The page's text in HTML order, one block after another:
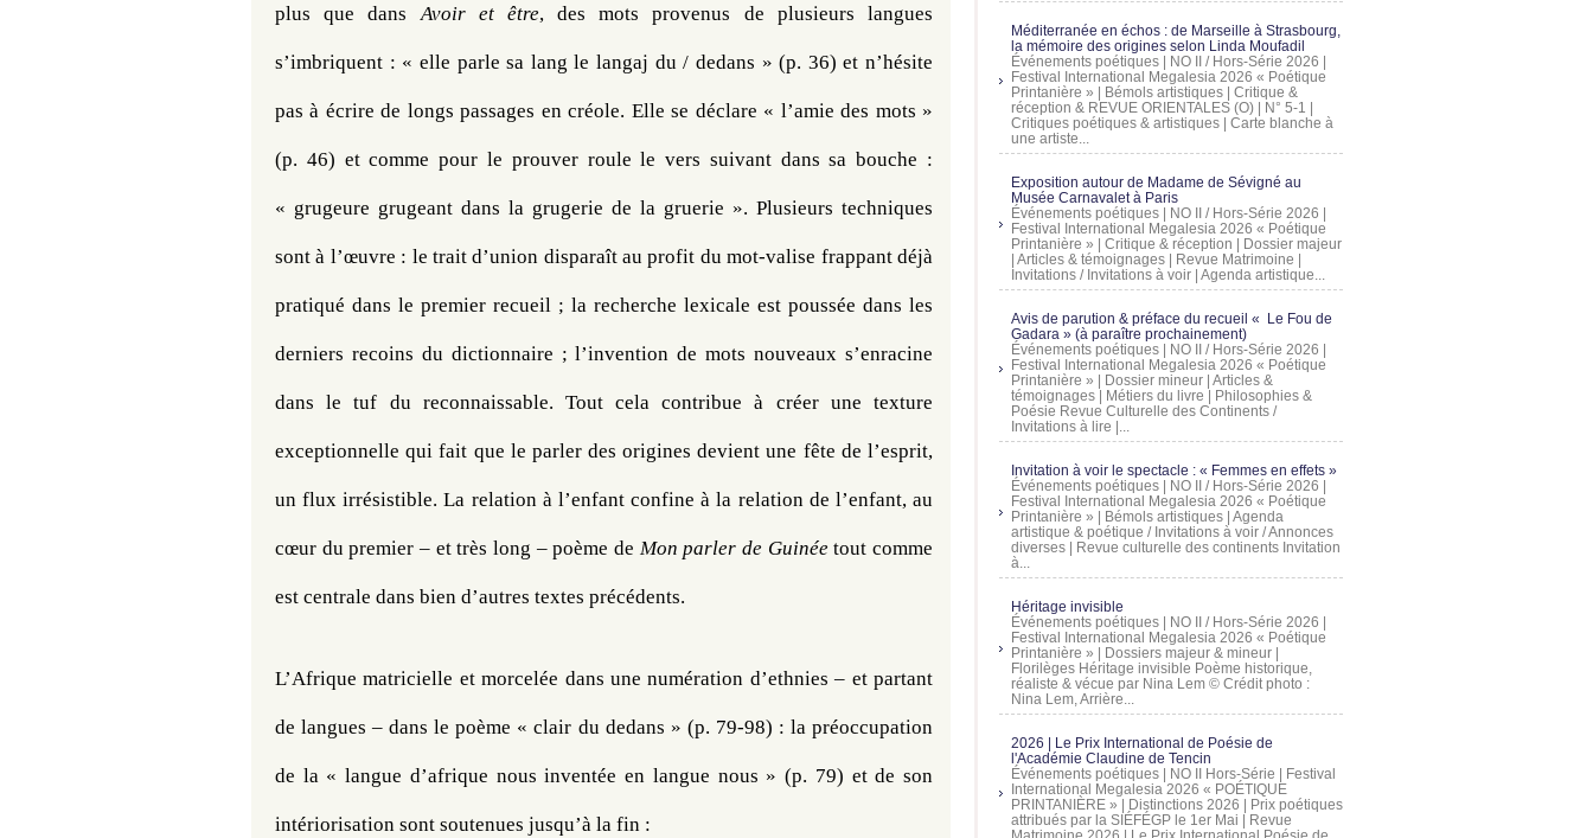
plus que dans Avoir et être, des mots provenus de plusieurs langues
s’imbriquent : « elle parle sa lang le langaj du / dedans » (p. 36) et n’hésite
pas à écrire de longs passages en créole. Elle se déclare « l’amie des mots »
(p. 46) et comme pour le prouver roule le vers suivant dans sa bouche :
« grugeure grugeant dans la grugerie de la gruerie ». Plusieurs techniques
sont à l’œuvre : le trait d’union disparaît au profit du mot-valise frappant déjà
pratiqué dans le premier recueil ; la recherche lexicale est poussée dans les
derniers recoins du dictionnaire ; l’invention de mots nouveaux s’enracine
dans le tuf du reconnaissable. Tout cela contribue à créer une texture
exceptionnelle qui fait que le parler des origines devient une fête de l’esprit,
un flux irrésistible. La relation à l’enfant confine à la relation de l’enfant, au
cœur du premier – et très long – poème de Mon parler de Guinée tout comme
est centrale dans bien d’autres textes précédents.
L’Afrique matricielle et morcelée dans une numération d’ethnies – et partant
de langues – dans le poème « clair du dedans » (p. 79-98) : la préoccupation
de la « langue d’afrique nous inventée en langue nous » (p. 79) et de son
intériorisation sont soutenues jusqu’à la fin :
Méditerranée en échos : de Marseille à Strasbourg,
la mémoire des origines selon Linda Moufadil
Événements poétiques | NO II / Hors-Série 2026 |
Festival International Megalesia 2026 « Poétique
Printanière » | Bémols artistiques | Critique &
réception & REVUE ORIENTALES (O) | N° 5-1 |
Critiques poétiques & artistiques | Carte blanche à
une artiste...
Exposition autour de Madame de Sévigné au
Musée Carnavalet à Paris
Événements poétiques | NO II / Hors-Série 2026 |
Festival International Megalesia 2026 « Poétique
Printanière » | Critique & réception | Dossier majeur
| Articles & témoignages | Revue Matrimoine |
Invitations / Invitations à voir | Agenda artistique...
Avis de parution & préface du recueil « Le Fou de
Gadara » (à paraître prochainement)
Événements poétiques | NO II / Hors-Série 2026 |
Festival International Megalesia 2026 « Poétique
Printanière » | Dossier mineur | Articles &
témoignages | Métiers du livre | Philosophies &
Poésie Revue Culturelle des Continents /
Invitations à lire |...
Invitation à voir le spectacle : « Femmes en effets »
Événements poétiques | NO II / Hors-Série 2026 |
Festival International Megalesia 2026 « Poétique
Printanière » | Bémols artistiques | Agenda
artistique & poétique / Invitations à voir / Annonces
diverses | Revue culturelle des continents Invitation
à...
Héritage invisible
Événements poétiques | NO II / Hors-Série 2026 |
Festival International Megalesia 2026 « Poétique
Printanière » | Dossiers majeur & mineur |
Florilèges Héritage invisible Poème historique,
réaliste & vécue par Nina Lem © Crédit photo :
Nina Lem, Arrière...
2026 | Le Prix International de Poésie de
l'Académie Claudine de Tencin
Événements poétiques | NO II Hors-Série | Festival
International Megalesia 2026 « POÉTIQUE
PRINTANIÈRE » | Distinctions 2026 | Prix poétiques
attribués par la SIÉFÉGP le 1er Mai | Revue